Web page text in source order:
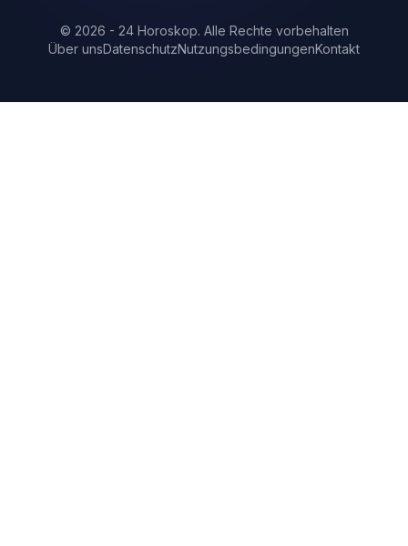
© 2026 - 24 Horoskop. Alle Rechte vorbehalten
Über unsDatenschutzNutzungsbedingungenKontakt